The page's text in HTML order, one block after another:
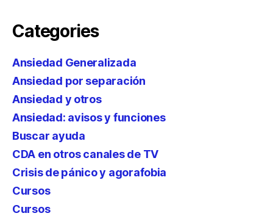
Categories
Ansiedad Generalizada
Ansiedad por separación
Ansiedad y otros
Ansiedad: avisos y funciones
Buscar ayuda
CDA en otros canales de TV
Crisis de pánico y agorafobia
Cursos
Cursos